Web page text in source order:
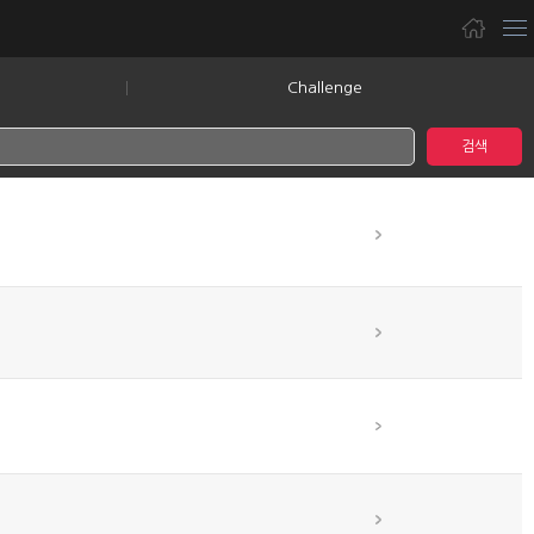
Challenge
검색